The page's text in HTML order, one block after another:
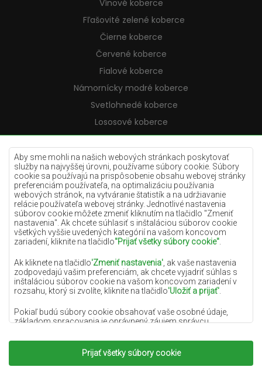
Aby sme mohli na našich webových stránkach poskytovať
služby na najvyššej úrovni, používame súbory cookie. Súbory
cookie sa používajú na prispôsobenie obsahu webovej stránky
preferenciám používateľa, na optimalizáciu používania
webových stránok, na vytváranie štatistík a na udržiavanie
relácie používateľa webovej stránky. Jednotlivé nastavenia
súborov cookie môžete zmeniť kliknutím na tlačidlo "Zmeniť
nastavenia". Ak chcete súhlasiť s inštaláciou súborov cookie
všetkých vyššie uvedených kategórií na vašom koncovom
zariadení, kliknite na tlačidlo"Prijať všetky súbory cookie"
Ak kliknete na tlačidlo'Zmeniť nastavenia' , ak vaše nastavenia
zodpovedajú vašim preferenciám, ak chcete vyjadriť súhlas s
inštaláciou súborov cookie na vašom koncovom zariadení v
rozsahu, ktorý si zvolíte, kliknite na tlačidlo'Uložiť a prijať'
Pokiaľ budú súbory cookie obsahovať vaše osobné údaje,
základom spracovania je oprávnený záujem správcu
podobe poskytovania vysokokvalitných služieb na našej
webovej stránke a marketingových aktivít správcu osobných
údajov a jeho dôveryhodných partnerov.
Prijať všetky súbory cookie
Vínové koberce
Fľašovité zelené koberce
Čierne koberce
Červené koberce
Fialové koberce
Námornícky modré koberce
Svetlohnedé koberce
Lososové koberce
Krémové koberce
Lilac koberce
Žlté koberce
Mätové koberce
Modré koberce
Oranžové koberce
Ružové koberce
Šedé koberce
Terakotové koberce
Zelené koberce
Zlaté koberce
Copyright 2022Koberce Chemex.Všetky práva